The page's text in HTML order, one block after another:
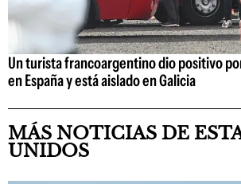
Un turista francoargentino dio positivo
en España y está aislado en Galicia
MÁS NOTICIAS DE
UNIDOS